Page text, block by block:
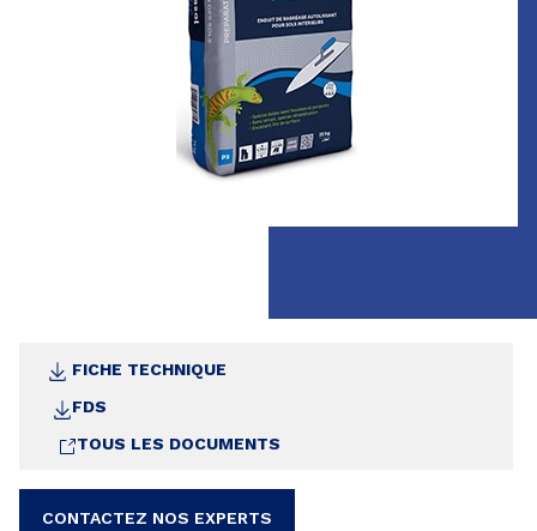
FICHE TECHNIQUE
FDS
TOUS LES DOCUMENTS
CONTACTEZ NOS EXPERTS